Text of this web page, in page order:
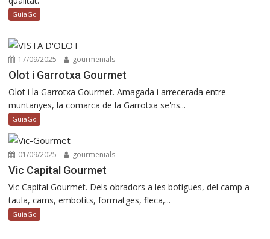
GuiaGo
17/09/2025 gourmenials
Olot i Garrotxa Gourmet
Olot i la Garrotxa Gourmet. Amagada i arrecerada entre
muntanyes, la comarca de la Garrotxa se'ns...
GuiaGo
01/09/2025 gourmenials
Vic Capital Gourmet
Vic Capital Gourmet. Dels obradors a les botigues, del camp a
taula, carns, embotits, formatges, fleca,...
GuiaGo